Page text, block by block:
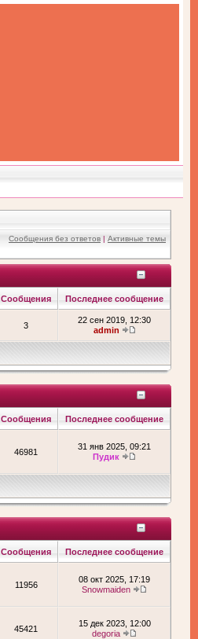
Сообщения без ответов | Активные темы
Сообщения Последнее сообщение
3
22 сен 2019, 12:30
admin
Сообщения Последнее сообщение
46981
31 янв 2025, 09:21
Пудик
Сообщения Последнее сообщение
11956
08 окт 2025, 17:19
Snowmaiden
45421
15 дек 2023, 12:00
degoria